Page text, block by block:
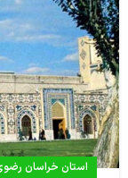
استان خراسان